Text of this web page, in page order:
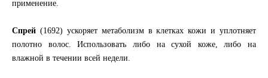
применение.
Спрей (1692) ускоряет метаболизм в клетках кожи и уплотняет
полотно волос. Использовать либо на сухой коже, либо на
влажной в течении всей недели.